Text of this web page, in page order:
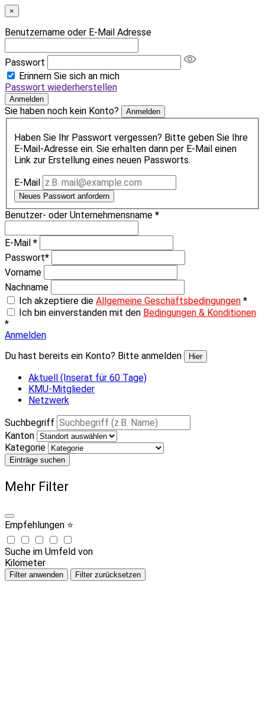
×
Benutzername oder E-Mail Adresse
Passwort
Erinnern Sie sich an mich
Passwort wiederherstellen
Anmelden
Sie haben noch kein Konto? Anmelden
Haben Sie Ihr Passwort vergessen? Bitte geben Sie Ihre
E-Mail-Adresse ein. Sie erhalten dann per E-Mail einen
Link zur Erstellung eines neuen Passworts.
E-Mail
Neues Passwort anfordern
Benutzer- oder Unternehmensname *
E-Mail *
Passwort*
Vorname
Nachname
Ich akzeptiere die Allgemeine Geschäftsbedingungen *
Ich bin einverstanden mit den Bedingungen & Konditionen
*
Anmelden
Du hast bereits ein Konto? Bitte anmelden
Hier
Aktuell (Inserat für 60 Tage)
KMU-Mitglieder
Netzwerk
Suchbegriff
Kanton
Kategorie
Einträge suchen
Mehr Filter
Empfehlungen ⭐
Suche im Umfeld von
Kilometer
Filter anwenden Filter zurücksetzen